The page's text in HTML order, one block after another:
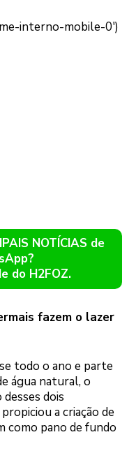
NOTÍCIAS de
do H2FOZ.
fazem o lazer
todo o ano e parte
água natural, o
dois
a criação de
como pano de fundo